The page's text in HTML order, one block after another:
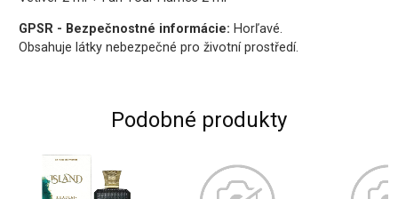
GPSR - Bezpečnostné informácie: Horľavé.
Obsahuje látky nebezpečné pro životní prostředí.
Podobné produkty